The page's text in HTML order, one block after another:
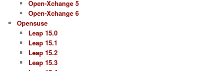
Open-Xchange 5
Open-Xchange 6
Opensuse
Leap 15.0
Leap 15.1
Leap 15.2
Leap 15.3